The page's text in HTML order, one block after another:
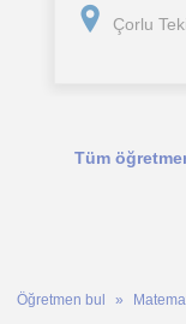
hızına özel,
bir çalışma
Çorlu
Tüm
Öğretmen bul